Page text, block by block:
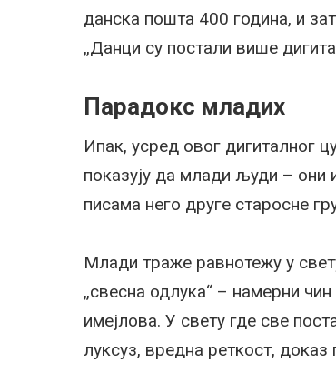
данска пошта 400 година, и
„Данци су постали више
Парадокс младих
Ипак, усред овог дигиталног
показују да млади људи –
писама него друге старосне
Млади траже равнотежу у
„свесна одлука“ – намерни
имејлова. У свету где све
луксуз, вредна реткост,